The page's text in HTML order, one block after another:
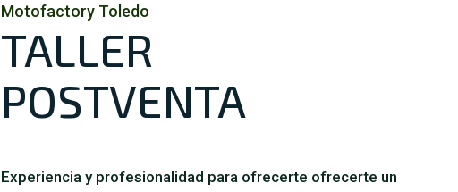
Motofactory Toledo
TALLER
POSTVENTA
Experiencia y profesionalidad para ofrecerte ofrecerte un